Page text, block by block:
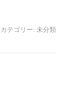
カテゴリー: 未分類